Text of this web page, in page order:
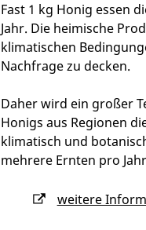
Fast 1 kg Honig essen
Jahr. Die heimische
klimatischen
Nachfrage zu decken.
Daher wird ein großer
Honigs aus Regionen
klimatisch und
mehrere Ernten pro
weitere